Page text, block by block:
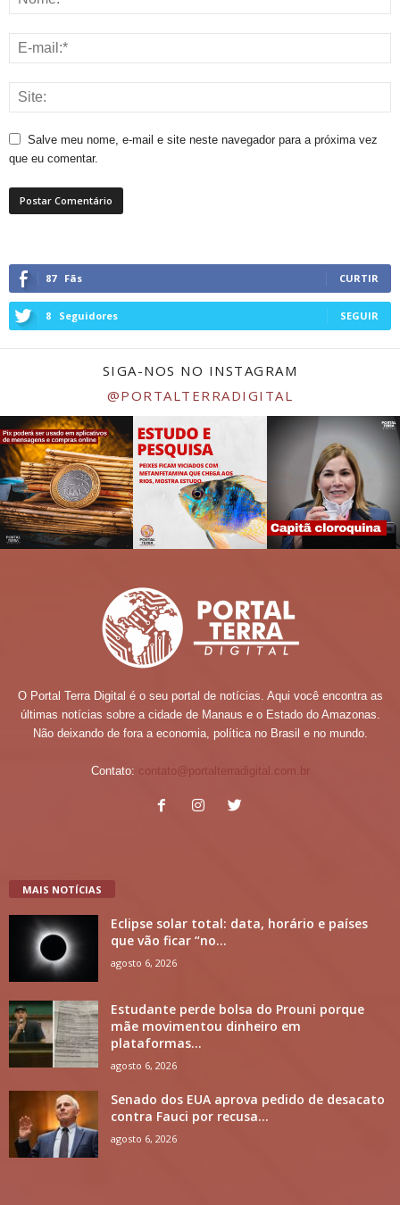
Salve meu nome, e-mail e site neste navegador para a próxima vez
que eu comentar.
87 Fãs CURTIR
8 Seguidores SEGUIR
SIGA-NOS NO INSTAGRAM
@PORTALTERRADIGITAL
O Portal Terra Digital é o seu portal de notícias. Aqui você encontra as
últimas notícias sobre a cidade de Manaus e o Estado do Amazonas.
Não deixando de fora a economia, política no Brasil e no mundo.
Contato: contato@portalterradigital.com.br
MAIS NOTÍCIAS
Eclipse solar total: data, horário e países
que vão ficar “no...
agosto 6, 2026
Estudante perde bolsa do Prouni porque
mãe movimentou dinheiro em
plataformas...
agosto 6, 2026
Senado dos EUA aprova pedido de desacato
contra Fauci por recusa...
agosto 6, 2026